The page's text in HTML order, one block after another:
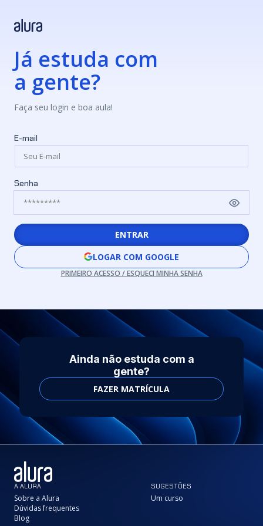
Já estuda com
a gente?
Faça seu login e boa aula!
E-mail
Senha
ENTRAR
LOGAR COM GOOGLE
PRIMEIRO ACESSO / ESQUECI MINHA SENHA
Ainda não estuda com a
gente?
FAZER MATRÍCULA
A ALURA
Sobre a Alura
Dúvidas frequentes
Blog
SUGESTÕES
Um curso